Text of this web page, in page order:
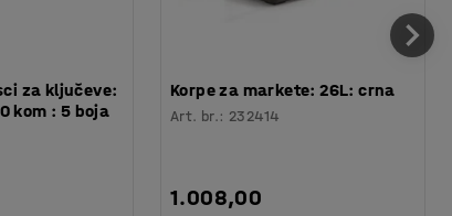
za ključeve:
kom : 5 boja
Korpe za markete: 26L: crna
Art. br.: 232414
1.008,00